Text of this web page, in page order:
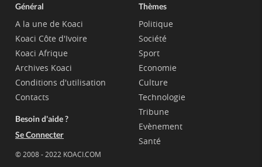
Général
A la une de Koaci
Koaci Côte d'Ivoire
Koaci Afrique
Archives Koaci
Conditions d'utilisation
Contacts
Besoin d'aide ?
Se Connecter
© 2008 - 2022 KOACI.COM
Thèmes
Politique
Société
Sport
Economie
Culture
Technologie
Tribune
Evènement
Santé